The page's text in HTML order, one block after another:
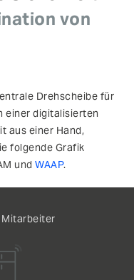
von
Drehscheibe für
einer digitalisierten
aus einer Hand,
folgende Grafik
und WAAP.
Mitarbeiter